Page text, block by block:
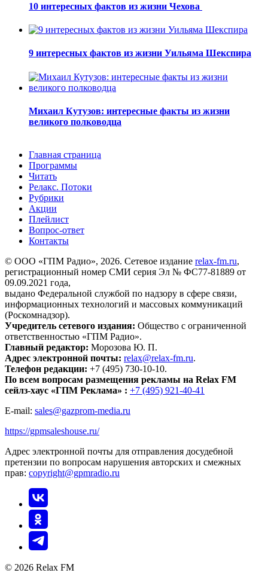
10 интересных фактов из жизни Чехова
9 интересных фактов из жизни Уильяма Шекспира
Михаил Кутузов: интересные факты из жизни
великого полководца
Главная страница
Программы
Читать
Релакс. Потоки
Рубрики
Акции
Плейлист
Вопрос-ответ
Контакты
© ООО «ГПМ Радио», 2026. Сетевое издание relax-fm.ru,
регистрационный номер СМИ серия Эл № ФС77-81889 от
09.09.2021 года,
выдано Федеральной службой по надзору в сфере связи,
информационных технологий и массовых коммуникаций
(Роскомнадзор).
Учредитель сетевого издания: Общество с ограниченной
ответственностью «ГПМ Радио».
Главный редактор: Морозова Ю. П.
Адрес электронной почты: relax@relax-fm.ru.
Телефон редакции: +7 (495) 730-10-10.
По всем вопросам размещения рекламы на Relax FM
сейлз-хаус «ГПМ Реклама» : +7 (495) 921-40-41
E-mail: sales@gazprom-media.ru
https://gpmsaleshouse.ru/
Адрес электронной почты для отправления досудебной
претензии по вопросам нарушения авторских и смежных
прав: copyright@gpmradio.ru
© 2026 Relax FM